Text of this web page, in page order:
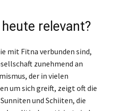
relevant?
mit Fitna verbunden sind,
zunehmend an
der in vielen
um sich greift, zeigt oft die
und Schiiten, die